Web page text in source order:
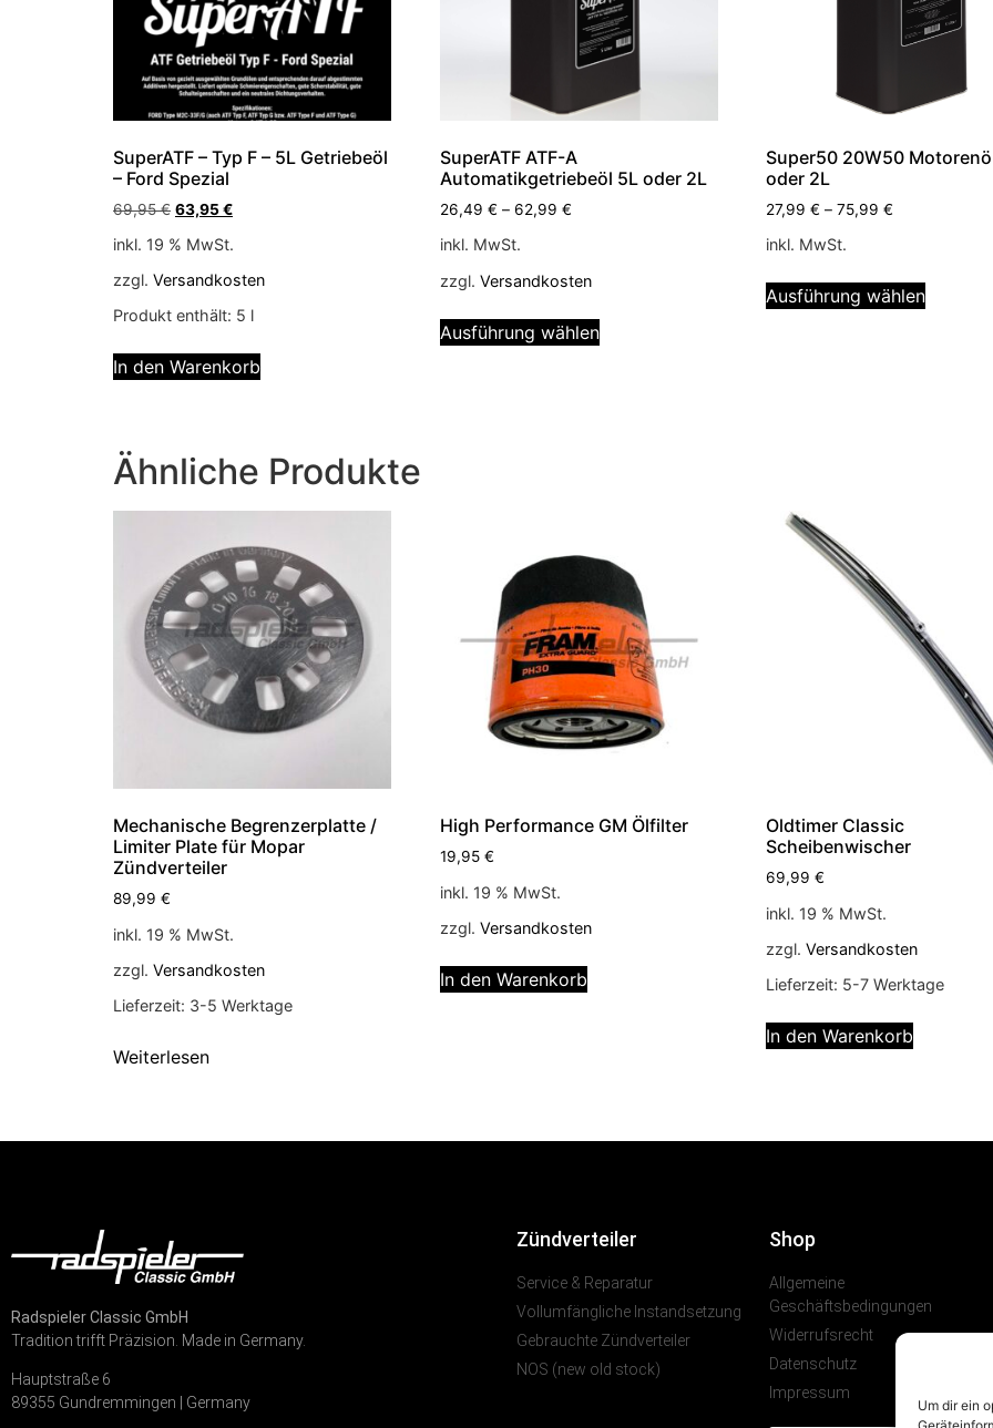
Um dir ein
SuperATF – Typ F – 5L Getriebeöl
– Ford Spezial
69,95€ 63,95€
inkl. 19 % MwSt.
zzgl. Versandkosten
Produkt enthält: 5 l
In den Warenkorb
SuperATF ATF-A
Automatikgetriebeöl 5L oder 2L
26,49 € – 62,99 €
inkl. MwSt.
zzgl. Versandkosten
Ausführung wählen
Super50 20W50
oder 2L
27,99€ –75,99€
inkl. MwSt.
Ausführung wählen
Ähnliche Produkte
Mechanische Begrenzerplatte /
Limiter Plate für Mopar
Zündverteiler
89,99 €
inkl. 19 % MwSt.
zzgl. Versandkosten
Lieferzeit: 3-5 Werktage
Weiterlesen
High Performance GM Ölfilter
19,95 €
inkl. 19 % MwSt.
zzgl. Versandkosten
In den Warenkorb
Oldtimer Classic
Scheibenwischer
69,99€
inkl. 19 % MwSt.
zzgl.Versandkosten
Lieferzeit: 5-7 Werktage
In den Warenkorb
Radspieler Classic GmbH
Tradition trifft Präzision. Made in Germany.
Hauptstraße 6
89355 Gundremmingen | Germany
Zündverteiler
Service & Reparatur
Vollumfängliche Instandsetzung
Gebrauchte Zündverteiler
NOS (new old stock)
Shop
Allgemeine
Geschäftsbedingungen
Widerrufsrecht
Datenschutz
Impressum